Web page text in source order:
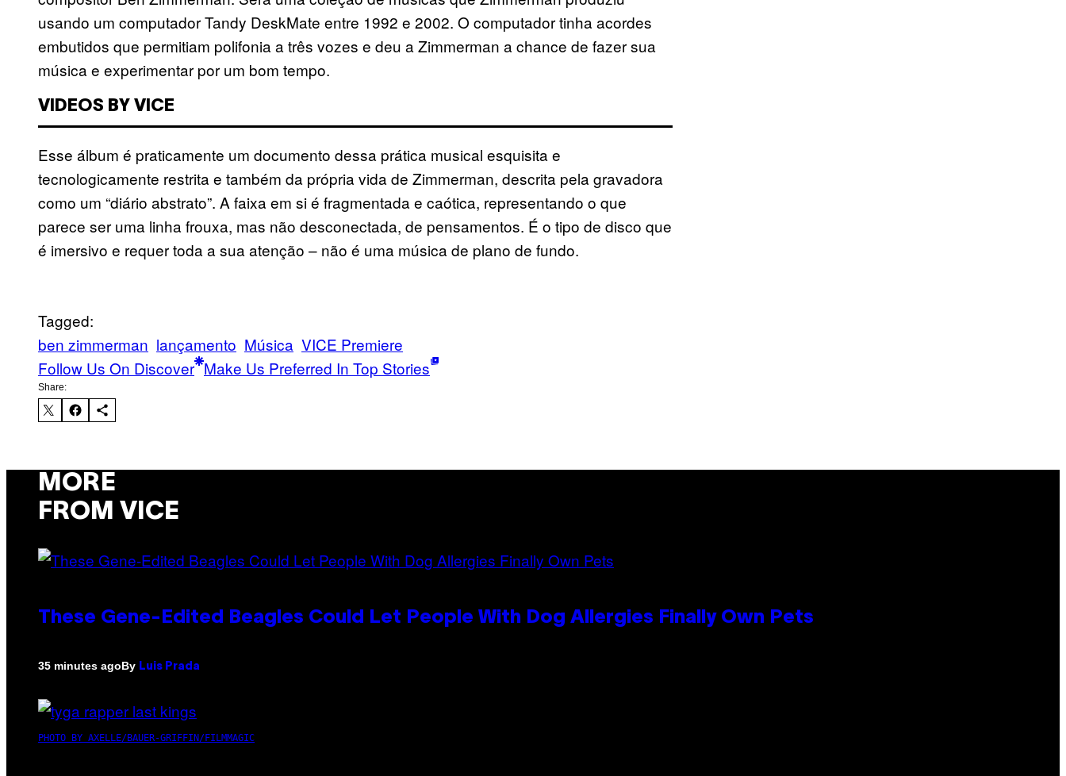
usando um computador Tandy DeskMate entre 1992 e 2002. O computador tinha acordes
embutidos que permitiam polifonia a três vozes e deu a Zimmerman a chance de fazer sua
música e experimentar por um bom tempo.
VIDEOS BY VICE
Esse álbum é praticamente um documento dessa prática musical esquisita e
tecnologicamente restrita e também da própria vida de Zimmerman, descrita pela gravadora
como um “diário abstrato”. A faixa em si é fragmentada e caótica, representando o que
parece ser uma linha frouxa, mas não desconectada, de pensamentos. É o tipo de disco que
é imersivo e requer toda a sua atenção – não é uma música de plano de fundo.
Tagged:
ben zimmerman lançamento Música VICE Premiere
Follow Us On Discover Make Us Preferred In Top Stories
Share:
MORE
FROM VICE
These Gene-Edited Beagles Could Let People With Dog Allergies Finally Own Pets
35 minutes agoBy Luis Prada
PHOTO BY AXELLE/BAUER-GRIFFIN/FILMMAGIC